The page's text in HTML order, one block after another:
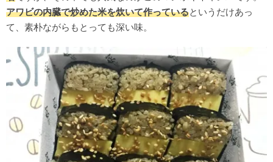
アワビの内臓で炒めた米を炊いて作っているというだけあっ
て、素朴ながらもとっても深い味。